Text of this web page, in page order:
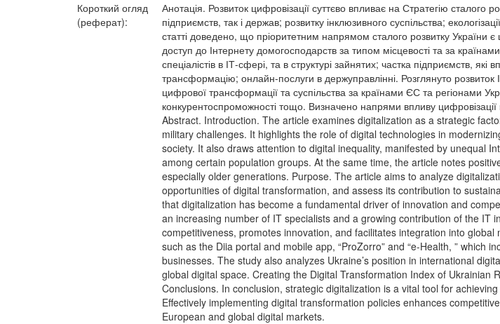
Короткий огляд
(реферат):
Анотація. Розвиток цифровізації суттєво впливає на Стратегію
підприємств, так і держав; розвитку інклюзивного суспільства;
статті доведено, що пріоритетним напрямом сталого розвитку України
доступ до Інтернету домогосподарств за типом місцевості та за
спеціалістів в ІТ-сфері, та в структурі зайнятих; частка підприємств,
трансформацію; онлайн-послуги в держуправлінні. Розглянуто
цифрової трансформації та суспільства за країнами ЄС та регіонами
конкурентоспроможності тощо. Визначено напрями впливу цифровізації
Abstract. Introduction. The article examines digitalization as a strategic
military challenges. It highlights the role of digital technologies in
society. It also draws attention to digital inequality, manifested by unequal
among certain population groups. At the same time, the article notes
especially older generations. Purpose. The article aims to analyze
opportunities of digital transformation, and assess its contribution to
that digitalization has become a fundamental driver of innovation and
an increasing number of IT specialists and a growing contribution of the IT
competitiveness, promotes innovation, and facilitates integration into
such as the Diia portal and mobile app, “ProZorro” and “e-Health, ” which
businesses. The study also analyzes Ukraine’s position in international
global digital space. Creating the Digital Transformation Index of
Conclusions. In conclusion, strategic digitalization is a vital tool for
Effectively implementing digital transformation policies enhances
European and global digital markets.